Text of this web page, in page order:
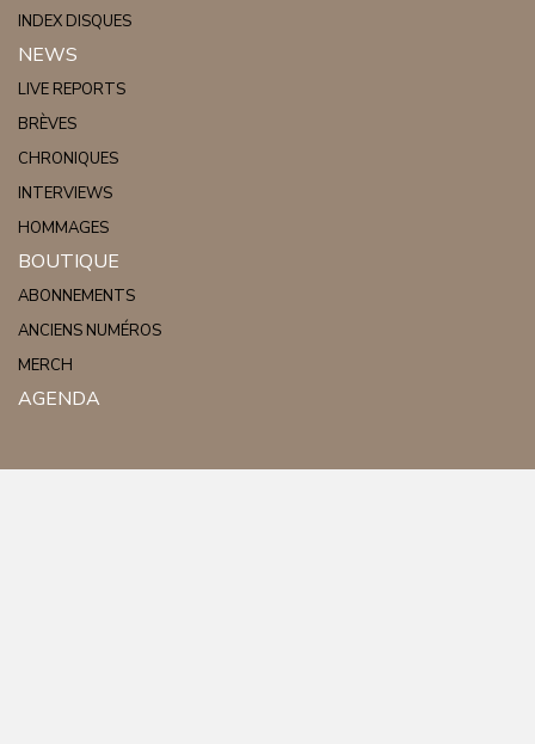
INDEX DISQUES
NEWS
LIVE REPORTS
BRÈVES
CHRONIQUES
INTERVIEWS
HOMMAGES
BOUTIQUE
ABONNEMENTS
ANCIENS NUMÉROS
MERCH
AGENDA